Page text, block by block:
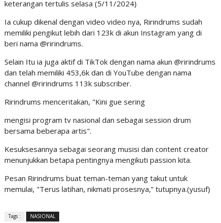
keterangan tertulis selasa (5/11/2024)
Ia cukup dikenal dengan video video nya, Ririndrums sudah
memiliki pengikut lebih dari 123k di akun Instagram yang di
beri nama @ririndrums.
Selain Itu ia juga aktif di TikTok dengan nama akun @ririndrums
dan telah memiliki 453,6k dan di YouTube dengan nama
channel @ririndrums 113k subscriber.
Ririndrums menceritakan, "Kini gue sering
mengisi program tv nasional dan sebagai session drum
bersama beberapa artis".
Kesuksesannya sebagai seorang musisi dan content creator
menunjukkan betapa pentingnya mengikuti passion kita.
Pesan Ririndrums buat teman-teman yang takut untuk
memulai, "Terus latihan, nikmati prosesnya,” tutupnya.(yusuf)
Tags : NASIONAL